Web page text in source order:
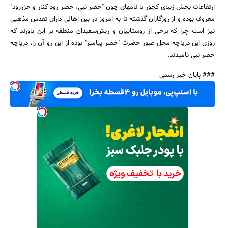
ارتفاعات بخش زیبای کجور با نامهای چون "خضر نبی، خضر رود کنار و خزررود"
معروف بوده و از روزگاران گذشته تا به امروز در بین اهالی دارای تقدس مذهبی
نیز است چرا که برخی از روستاییان و ریش‌سفیدان منطقه بر این باورند که
روزی این دریاچه محل عبور حضرت "خضر پیامبر" بوده از این رو آن را، دریاچه
خضر نبی نامیدند.
### پایان خبر رسمی